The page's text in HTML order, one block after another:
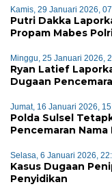
Kamis, 29 Januari 2026,
Putri Dakka
Propam Mabes
Minggu, 25 Januari 2026,
Ryan Latief
Dugaan
Jumat, 16 Januari 2026,
Polda Sulsel
Pencemaran Nama
Selasa, 6 Januari 2026,
Kasus Dugaan
Penyidikan